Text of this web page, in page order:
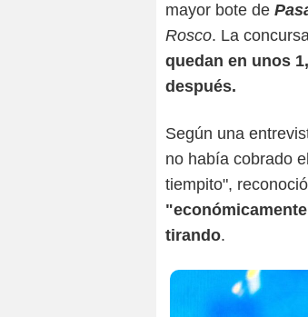
mayor bote de
Rosco. La
quedan en unos
después.
Según una
no había cobrado
tiempito",
tirando.